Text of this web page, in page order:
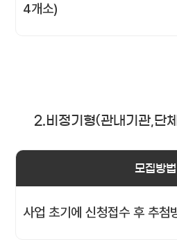
4개소)
2.비정기형(관내기관,단
모집방법
사업 초기에 신청접수 후 추첨